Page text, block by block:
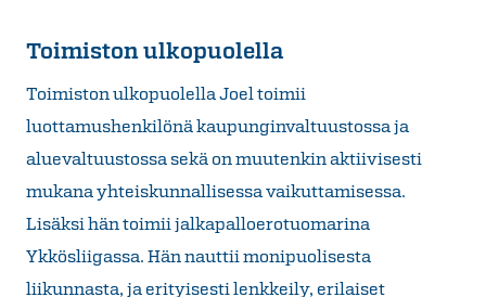
Toimiston ulkopuolella
Toimiston ulkopuolella Joel toimii
luottamushenkilönä kaupunginvaltuustossa ja
aluevaltuustossa sekä on muutenkin aktiivisesti
mukana yhteiskunnallisessa vaikuttamisessa.
Lisäksi hän toimii jalkapalloerotuomarina
Ykkösliigassa. Hän nauttii monipuolisesta
liikunnasta, ja erityisesti lenkkeily, erilaiset